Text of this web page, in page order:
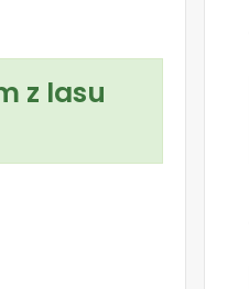
z lasu